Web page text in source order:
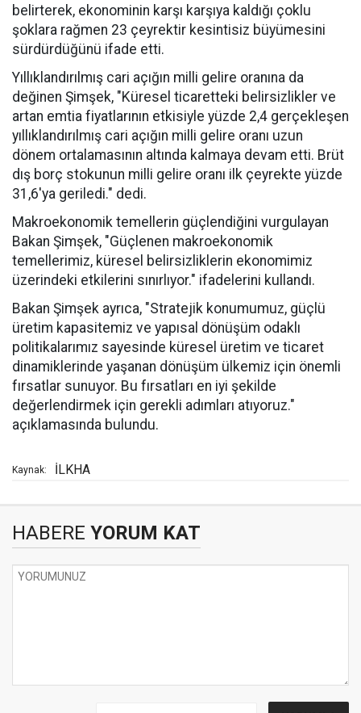
belirterek, ekonominin karşı karşıya kaldığı çoklu
şoklara rağmen 23 çeyrektir kesintisiz büyümesini
sürdürdüğünü ifade etti.
Yıllıklandırılmış cari açığın milli gelire oranına da
değinen Şimşek, "Küresel ticaretteki belirsizlikler ve
artan emtia fiyatlarının etkisiyle yüzde 2,4 gerçekleşen
yıllıklandırılmış cari açığın milli gelire oranı uzun
dönem ortalamasının altında kalmaya devam etti. Brüt
dış borç stokunun milli gelire oranı ilk çeyrekte yüzde
31,6'ya geriledi." dedi.
Makroekonomik temellerin güçlendiğini vurgulayan
Bakan Şimşek, "Güçlenen makroekonomik
temellerimiz, küresel belirsizliklerin ekonomimiz
üzerindeki etkilerini sınırlıyor." ifadelerini kullandı.
Bakan Şimşek ayrıca, "Stratejik konumumuz, güçlü
üretim kapasitemiz ve yapısal dönüşüm odaklı
politikalarımız sayesinde küresel üretim ve ticaret
dinamiklerinde yaşanan dönüşüm ülkemiz için önemli
fırsatlar sunuyor. Bu fırsatları en iyi şekilde
değerlendirmek için gerekli adımları atıyoruz."
açıklamasında bulundu.
Kaynak: İLKHA
HABERE YORUM KAT